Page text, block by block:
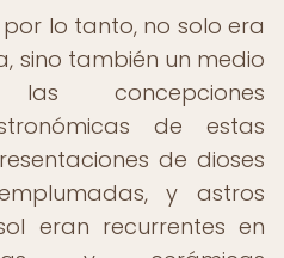
lo tanto, no solo era
sino también un medio
concepciones
de estas
de dioses
y astros
eran recurrentes en